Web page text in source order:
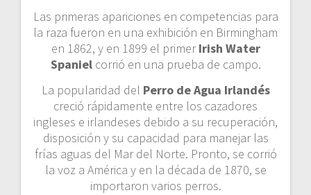
Las primeras apariciones en competencias para
la raza fueron en una exhibición en Birmingham
en 1862, y en 1899 el primerIrish Water
Spanielcorrió en una prueba de campo.
La popularidad del Perro de Agua Irlandés
creció rápidamente entre los cazadores
ingleses e irlandeses debido a su recuperación,
disposición y su capacidad para manejar las
frías aguas del Mar del Norte. Pronto, se corrió
la voz a América y en la década de 1870, se
importaron varios perros.